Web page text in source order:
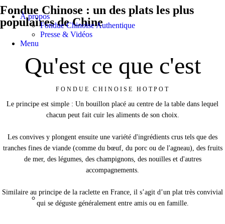
À propos
Fondue Chinoise Authentique
Presse & Vidéos
Menu
Fondue Chinose : un des plats les plus
populaires de Chine​
Qu'est ce que c'est
FONDUE CHINOISE HOTPOT
Le principe est simple : Un bouillon placé au centre de la table dans lequel
chacun peut fait cuir les aliments de son choix.
Les convives y plongent ensuite une variété d'ingrédients crus tels que des
tranches fines de viande (comme du bœuf, du porc ou de l'agneau), des fruits
de mer, des légumes, des champignons, des nouilles et d'autres
accompagnements.
Similaire au principe de la raclette en France, il s’agit d’un plat très convivial
qui se déguste généralement entre amis ou en famille.